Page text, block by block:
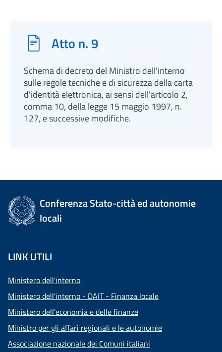
Atto n. 9
Schema di decreto del Ministro dell'interno
sulle regole tecniche e di sicurezza della carta
d'identità elettronica, ai sensi dell'articolo 2,
comma 10, della legge 15 maggio 1997, n.
127, e successive modifiche.
Conferenza Stato-città ed autonomie
locali
LINK UTILI
Ministero dell'interno
Ministero dell'interno - DAIT - Finanza locale
Ministero dell'economia e delle finanze
Ministro per gli affari regionali e le autonomie
Associazione nazionale dei Comuni italiani